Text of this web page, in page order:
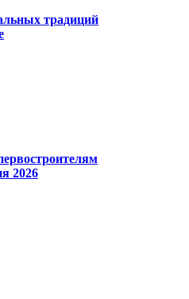
традиций
2026